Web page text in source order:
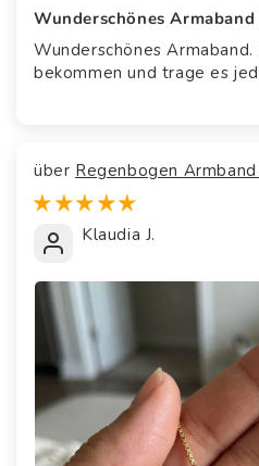
Wunderschönes Armaband
Wunderschönes
bekommen und trage es
Regenbogen
Klaudia J.